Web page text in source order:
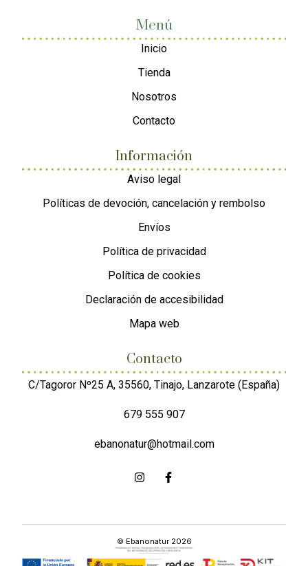
Menú
Inicio
Tienda
Nosotros
Contacto
Información
Aviso legal
Políticas de devoción, cancelación y rembolso
Envíos
Política de privacidad
Política de cookies
Declaración de accesibilidad
Mapa web
Contacto
C/Tagoror Nº25 A, 35560, Tinajo, Lanzarote (España)
679 555 907
ebanonatur@hotmail.com
© Ebanonatur 2026